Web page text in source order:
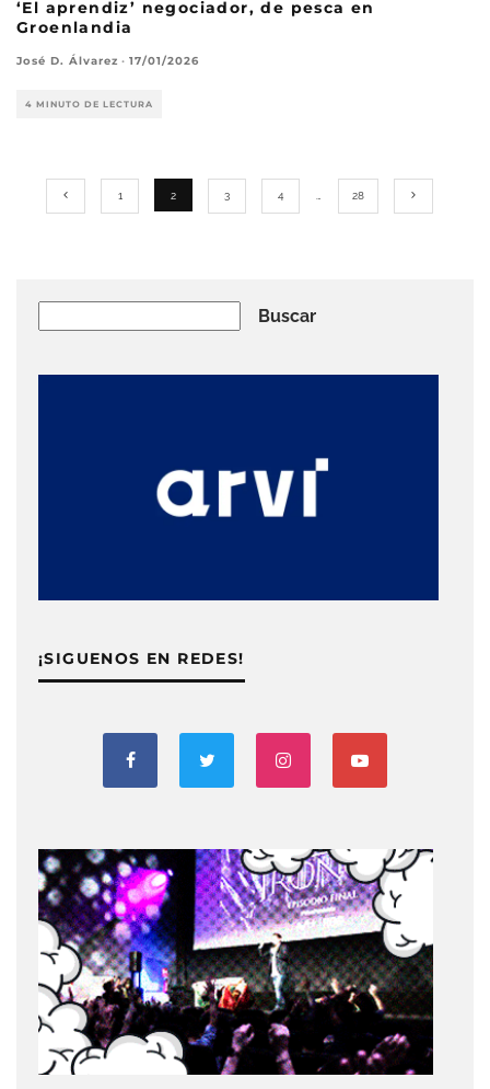
‘El aprendiz’ negociador, de pesca en
Groenlandia
José D. Álvarez · 17/01/2026
4 MINUTO DE LECTURA
1 2 3 4 … 28
Buscar
¡SIGUENOS EN REDES!